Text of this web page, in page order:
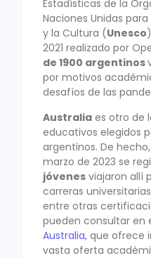
Estadísticas de la
Naciones Unidas
y la Cultura (Unesco
2021 realizado por
de 1900 argentinos
por motivos
desafíos de las
Australia es otro de
educativos elegidos
argentinos. De
marzo de 2023 se
jóvenes viajaron allí
carreras
entre otras
pueden consultar en
Australia, que ofrece
vasta oferta